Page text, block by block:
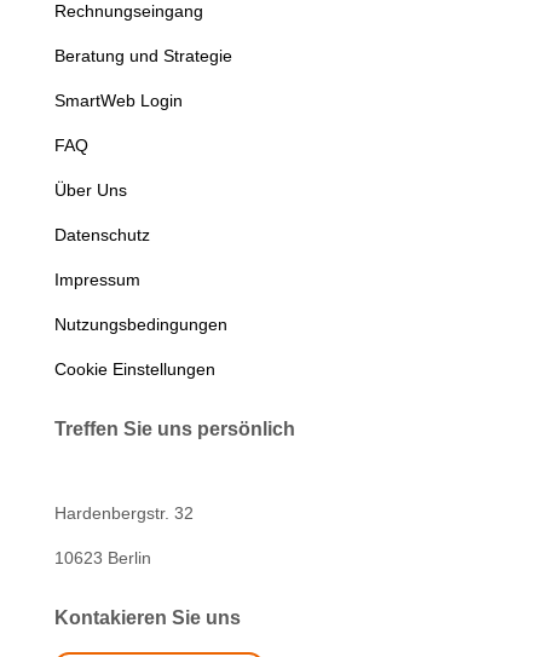
Rechnungseingang
Beratung und Strategie
SmartWeb Login
FAQ
Über Uns
Datenschutz
Impressum
Nutzungsbedingungen
Cookie Einstellungen
Treffen Sie uns persönlich
Hardenbergstr. 32
10623 Berlin
Kontakieren Sie uns